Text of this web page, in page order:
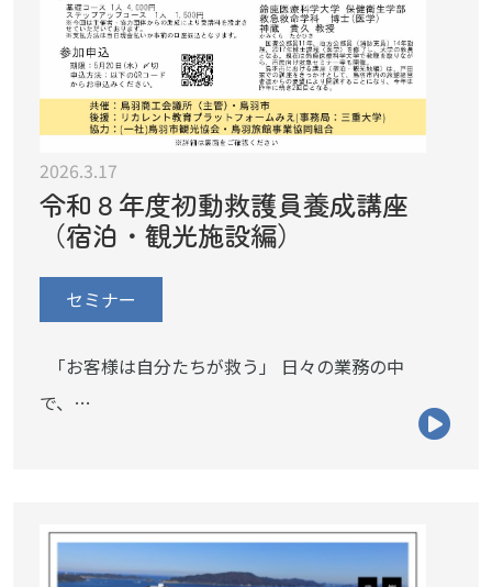
2026.3.17
令和８年度初動救護員養成講座
（宿泊・観光施設編）
セミナー
「お客様は自分たちが救う」 日々の業務の中
で、…